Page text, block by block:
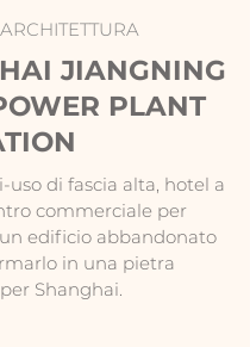
ARCHITETTURA
JIANGNING
PLANT
uso di fascia alta, hotel a
commerciale per
edificio abbandonato
in una pietra
Shanghai.